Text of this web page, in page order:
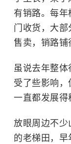
有销路。每
门收货，大
售卖，销路铺
虽说去年整
受了些影响
一直都发展得
放眼周边不少
的老梯田，